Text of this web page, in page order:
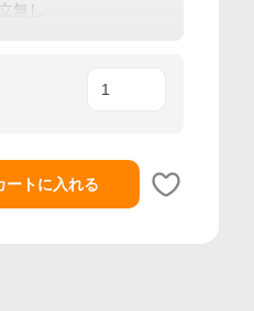
無し
ートに入れる